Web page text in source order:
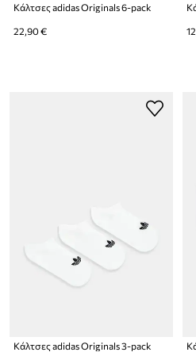
Κάλτσες adidas Originals 6-pack
22,90 €
Κάλτσες adidas Originals 3-pack